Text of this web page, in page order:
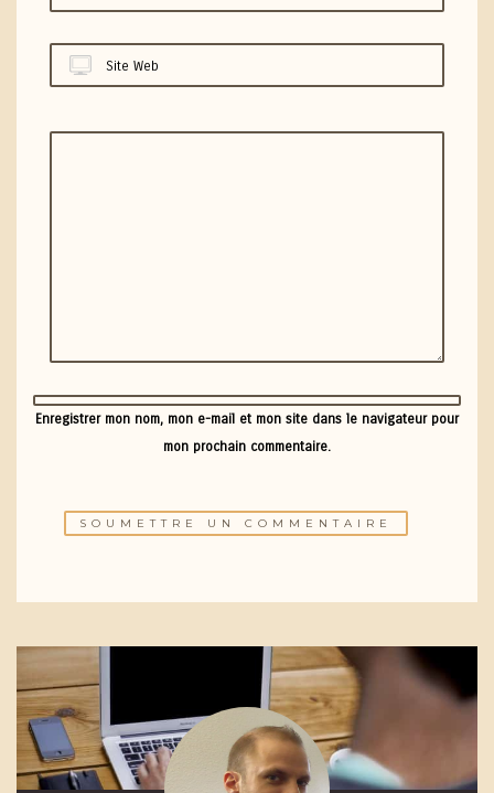
Site Web
Enregistrer mon nom, mon e-mail et mon site dans le navigateur pour
mon prochain commentaire.